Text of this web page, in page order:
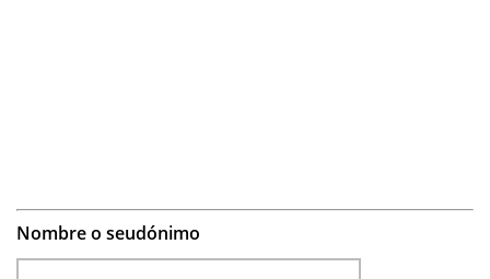
Nombre o seudónimo